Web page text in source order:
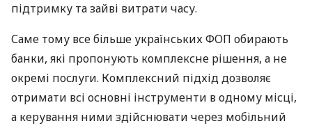
підтримку та зайві витрати часу.
Саме тому все більше українських ФОП обирають
банки, які пропонують комплексне рішення, а не
окремі послуги. Комплексний підхід дозволяє
отримати всі основні інструменти в одному місці,
а керування ними здійснювати через мобільний